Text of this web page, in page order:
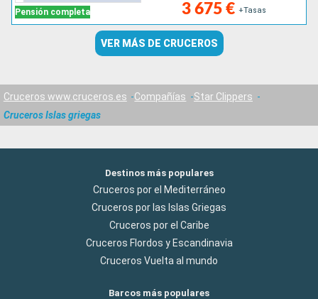
Pensión completa 3 675 € +Tasas
VER MÁS DE CRUCEROS
Cruceros www.cruceros.es Compañías
Star Clippers
Cruceros Islas griegas
Destinos más populares
Cruceros por el Mediterráneo
Cruceros por las Islas Griegas
Cruceros por el Caribe
Cruceros Flordos y Escandinavia
Cruceros Vuelta al mundo
Barcos más populares